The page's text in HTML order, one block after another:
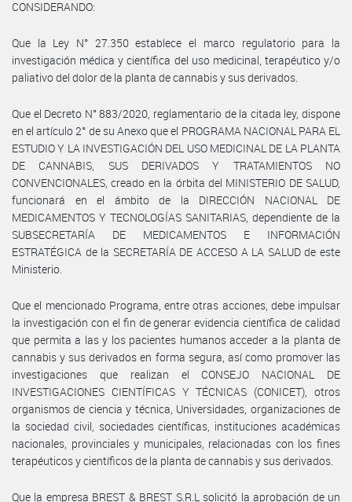
CONSIDERANDO:
Que la Ley N° 27.350 establece el marco regulatorio para la
investigación médica y científica del uso medicinal, terapéutico y/o
paliativo del dolor de la planta de cannabis y sus derivados.
Que el Decreto N° 883/2020, reglamentario de la citada ley, dispone
en el artículo 2° de su Anexo que el PROGRAMA NACIONAL PARA EL
ESTUDIO Y LA INVESTIGACIÓN DEL USO MEDICINAL DE LA PLANTA
DE CANNABIS, SUS DERIVADOS Y TRATAMIENTOS NO
CONVENCIONALES, creado en la órbita del MINISTERIO DE SALUD,
funcionará en el ámbito de la DIRECCIÓN NACIONAL DE
MEDICAMENTOS Y TECNOLOGÍAS SANITARIAS, dependiente de la
SUBSECRETARÍA DE MEDICAMENTOS E INFORMACIÓN
ESTRATÉGICA de la SECRETARÍA DE ACCESO A LA SALUD de este
Ministerio.
Que el mencionado Programa, entre otras acciones, debe impulsar
la investigación con el fin de generar evidencia científica de calidad
que permita a las y los pacientes humanos acceder a la planta de
cannabis y sus derivados en forma segura, así como promover las
investigaciones que realizan el CONSEJO NACIONAL DE
INVESTIGACIONES CIENTÍFICAS Y TÉCNICAS (CONICET), otros
organismos de ciencia y técnica, Universidades, organizaciones de
la sociedad civil, sociedades científicas, instituciones académicas
nacionales, provinciales y municipales, relacionadas con los fines
terapéuticos y científicos de la planta de cannabis y sus derivados.
Que la empresa BREST & BREST S.R.L solicitó la aprobación de un